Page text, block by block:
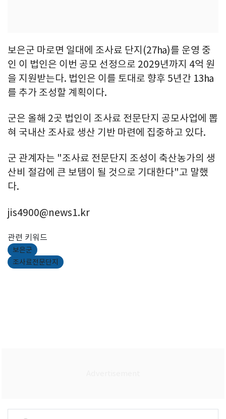
보은군 마로면 일대에 조사료 단지(27㏊)를 운영 중
인 이 법인은 이번 공모 선정으로 2029년까지 4억 원
을 지원받는다. 법인은 이를 토대로 향후 5년간 13㏊
를 추가 조성할 계획이다.
군은 올해 2곳 법인이 조사료 전문단지 공모사업에 뽑
혀 국내산 조사료 생산 기반 마련에 집중하고 있다.
군 관계자는 "조사료 전문단지 조성이 축산농가의 생
산비 절감에 큰 보탬이 될 것으로 기대한다"고 말했
다.
jis4900@news1.kr
관련 키워드
보은군
조사료전문단지